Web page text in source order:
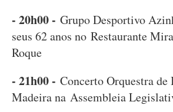
- 20h00 - Grupo Desportivo
seus 62 anos no Restaurante
Roque
- 21h00 - Concerto Orquestra de
Madeira na Assembleia